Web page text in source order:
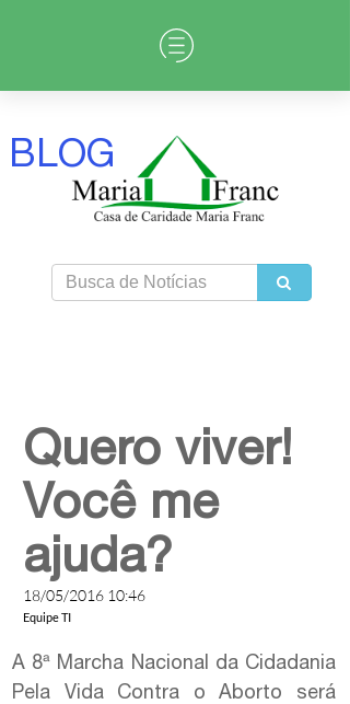
Quero viver!
Você me
ajuda?
18/05/2016 10:46
Equipe TI
A 8ª Marcha Nacional da Cidadania
Pela Vida Contra o Aborto será
BLOG